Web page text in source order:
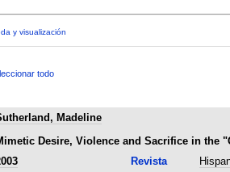
y visualización
todo
Madeline
Desire, Violence and Sacrifice in the
Revista